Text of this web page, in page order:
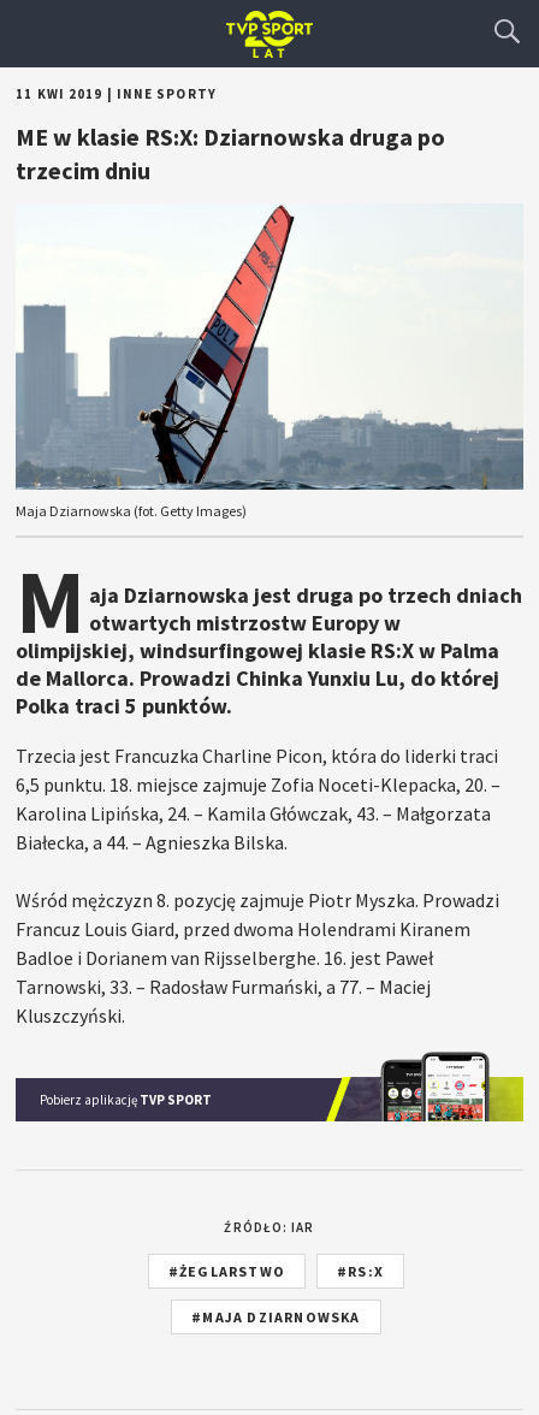
11 KWI 2019 INNE SPORTY
ME w klasie RS:X: Dziarnowska druga po
trzecim dniu
Maja Dziarnowska (fot. Getty Images)
M aja Dziarnowska jest druga po trzech dniach
otwartych mistrzostw Europy w
olimpijskiej, windsurfingowej klasie RS:X w Palma
de Mallorca. Prowadzi Chinka Yunxiu Lu, do której
Polka traci 5 punktów.
Trzecia jest Francuzka Charline Picon, która do liderki traci
6,5 punktu. 18. miejsce zajmuje Zofia Noceti-Klepacka, 20. –
Karolina Lipińska, 24. – Kamila Główczak, 43. – Małgorzata
Białecka, a 44. – Agnieszka Bilska.
Wśród mężczyzn 8. pozycję zajmuje Piotr Myszka. Prowadzi
Francuz Louis Giard, przed dwoma Holendrami Kiranem
Badloe i Dorianem van Rijsselberghe. 16. jest Paweł
Tarnowski, 33. – Radosław Furmański, a 77. – Maciej
Kluszczyński.
Pobierz aplikację TVP SPORT
ŹRÓDŁO: IAR
#ŻEGLARSTWO #RS:X
#MAJA DZIARNOWSKA